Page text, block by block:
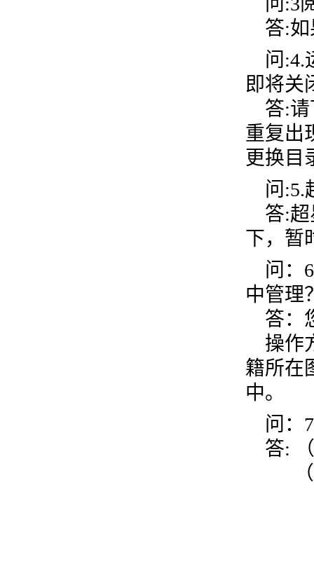
答:如
问:4.
即将关
答:请
重复出
更换目
问:5.
答:超
下，暂
问：
中管理
答：
操作
籍所在
中。
问：
答: （
（2